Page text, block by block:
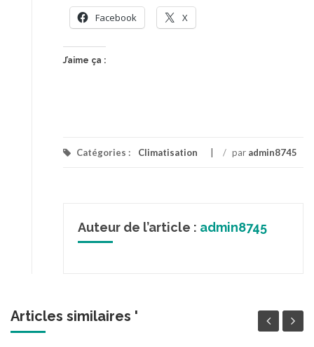
Facebook X
J’aime ça :
Catégories : Climatisation / par admin8745
Auteur de l’article : admin8745
Articles similaires '